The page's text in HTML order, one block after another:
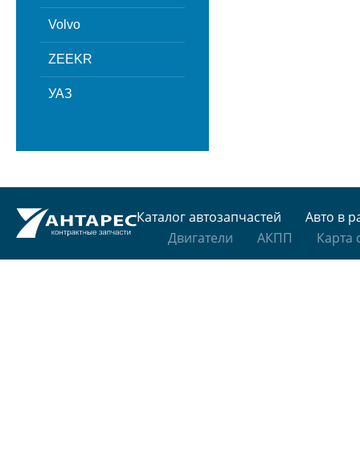
Volvo
ZEEKR
УАЗ
Каталог автозапчастей
Авто в
Двигатели
АКПП Карта